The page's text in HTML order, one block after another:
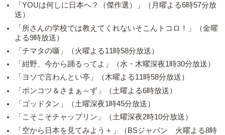
「YOUは何しに日本へ？（傑作選）」（月曜よる6時57分放
送）
「所さんの学校では教えてくれないそこんトコロ！」（金曜
よる9時放送）
「チマタの噺」（火曜よる11時58分放送）
「紺野、今から踊るってよ」（水・木曜深夜1時30分放送）
「ヨソで言わんとい亭」（木曜よる11時58分放送）
「ポンコツ＆さまぁ～ず」（土曜よる6時放送）
「ゴッドタン」（土曜深夜1時45分放送）
「こそこそチャップリン」（土曜深夜2時10分放送）
「空から日本を見てみよう＋」（BSジャパン 火曜よる8時